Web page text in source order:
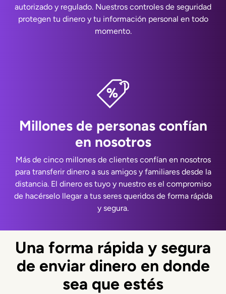
autorizado y regulado. Nuestros controles de seguridad
protegen tu dinero y tu información personal en todo
momento.
Millones de personas confían
en nosotros
Más de cinco millones de clientes confían en nosotros
para transferir dinero a sus amigos y familiares desde la
distancia. El dinero es tuyo y nuestro es el compromiso
de hacérselo llegar a tus seres queridos de forma rápida
y segura.
Una forma rápida y segura
de enviar dinero en donde
sea que estés